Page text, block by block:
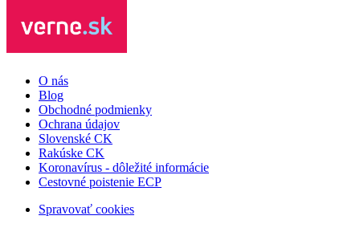
O nás
Blog
Obchodné podmienky
Ochrana údajov
Slovenské CK
Rakúske CK
Koronavírus - dôležité informácie
Cestovné poistenie ECP
Spravovať cookies